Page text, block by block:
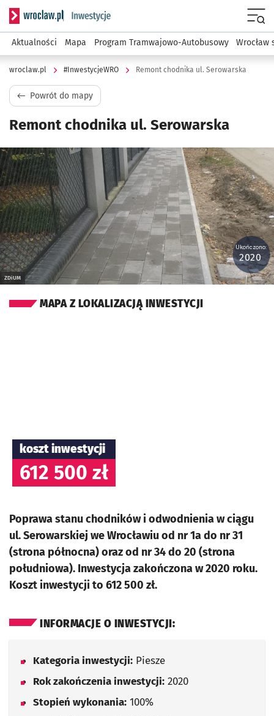
Serwis informacyjny wroclaw.pl podserwis:
Aktualności Mapa Program Tramwajowo-Autobusowy Wrocław
wroclaw.pl #InwestycjeWRO Remont chodnika ul. Serowarska
Powrót do mapy
Remont chodnika ul. Serowarska
Kliknij, aby powiększyć
ZDiUM
Ukończono:
2020
MAPA Z LOKALIZACJĄ INWESTYCJI
koszt inwestycji
612 500 zł
Poprawa stanu chodników i odwodnienia w ciągu
ul. Serowarskiej we Wrocławiu od nr 1a do nr 31
(strona północna) oraz od nr 34 do 20 (strona
południowa). Inwestycja zakończona w 2020 roku.
Koszt inwestycji to 612 500 zł.
INFORMACJE O INWESTYCJI:
Kategoria inwestycji: Piesze
Rok zakończenia inwestycji: 2020
Stopień wykonania: 100%